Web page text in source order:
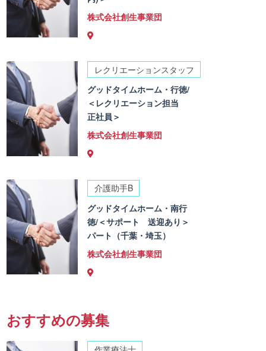
株式会社創生事業団
レクリエーションスタッフ
グッドタイムホーム・行徳/
＜レクリエーション担当
正社員＞
株式会社創生事業団
介護助手B
グッドタイムホーム・南行
徳/＜サポート 送迎あり＞
パート（千葉・埼玉）
株式会社創生事業団
おすすめの募集